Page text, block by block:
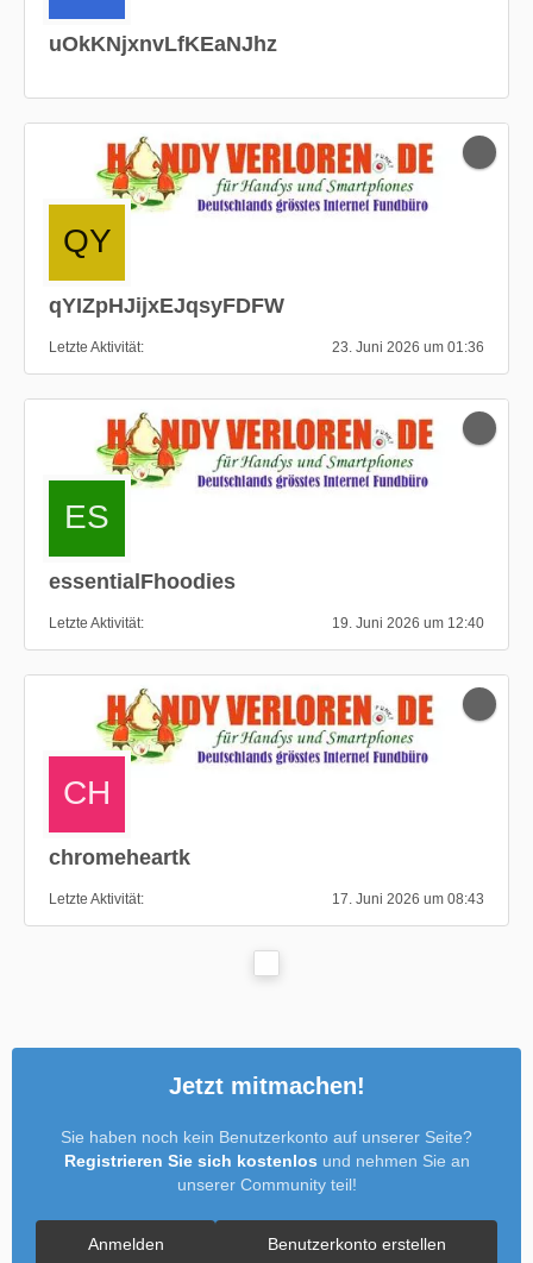
uOkKNjxnvLfKEaNJhz
qYIZpHJijxEJqsyFDFW
Letzte Aktivität 23. Juni 2026 um 01:36
essentialFhoodies
Letzte Aktivität 19. Juni 2026 um 12:40
chromeheartk
Letzte Aktivität 17. Juni 2026 um 08:43
Jetzt mitmachen!
Sie haben noch kein Benutzerkonto auf unserer Seite?
Registrieren Sie sich kostenlos und nehmen Sie an
unserer Community teil!
Benutzerkonto erstellen
Anmelden